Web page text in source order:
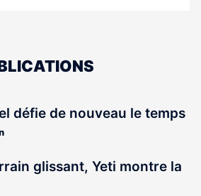
défie de nouveau le temps
glissant, Yeti montre la